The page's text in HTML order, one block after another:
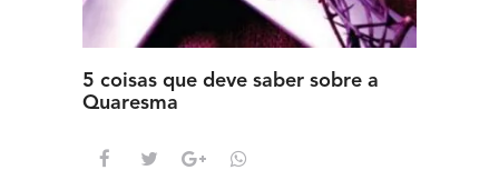
5 coisas que deve saber sobre a
Quaresma